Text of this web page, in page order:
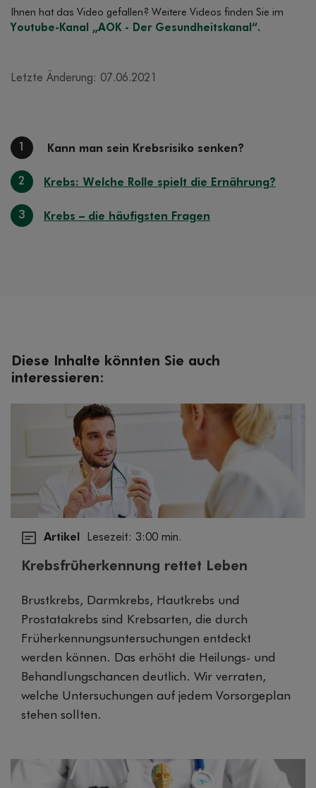
Ihnen hat das Video gefallen? Weitere Videos finden Sie im
Youtube-Kanal „AOK - Der Gesundheitskanal“.
Letzte Änderung: 07.06.2021
1 Kann man sein Krebsrisiko senken?
2 Krebs: Welche Rolle spielt die Ernährung?
3 Krebs – die häufigsten Fragen
Diese Inhalte könnten Sie auch
interessieren:
Artikel Lesezeit: 3:00 min.
Krebsfrüherkennung rettet Leben
Brustkrebs, Darmkrebs, Hautkrebs und
Prostatakrebs sind Krebsarten, die durch
Früherkennungsuntersuchungen entdeckt
werden können. Das erhöht die Heilungs- und
Behandlungschancen deutlich. Wir verraten,
welche Untersuchungen auf jedem Vorsorgeplan
stehen sollten.